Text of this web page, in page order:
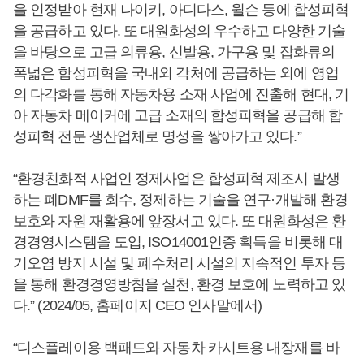
을 인정받아 현재 나이키, 아디다스, 윌슨 등에 합성피혁
을 공급하고 있다. 또 대원화성의 우수하고 다양한 기술
을 바탕으로 고급 의류용, 신발용, 가구용 및 잡화류의
폭넓은 합성피혁을 국내외 각처에 공급하는 외에 영업
의 다각화를 통해 자동차용 소재 사업에 진출해 현대, 기
아 자동차 메이커에 고급 소재의 합성피혁을 공급해 합
성피혁 전문 생산업체로 명성을 쌓아가고 있다.”
“환경친화적 사업인 정제사업은 합성피혁 제조시 발생
하는 폐DMF를 회수, 정제하는 기술을 연구·개발해 환경
보호와 자원 재활용에 앞장서고 있다. 또 대원화성은 환
경경영시스템을 도입, ISO14001인증 획득을 비롯해 대
기오염 방지 시설 및 폐수처리 시설의 지속적인 투자 등
을 통해 환경경영방침을 실천, 환경 보호에 노력하고 있
다.” (2024/05, 홈페이지 CEO 인사말에서)
“디스플레이용 백패드와 자동차 카시트용 내장재를 바